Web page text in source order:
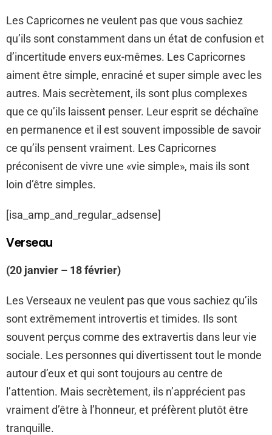
Les Capricornes ne veulent pas que vous sachiez
qu’ils sont constamment dans un état de confusion et
d’incertitude envers eux-mêmes. Les Capricornes
aiment être simple, enraciné et super simple avec les
autres. Mais secrètement, ils sont plus complexes
que ce qu’ils laissent penser. Leur esprit se déchaîne
en permanence et il est souvent impossible de savoir
ce qu’ils pensent vraiment. Les Capricornes
préconisent de vivre une «vie simple», mais ils sont
loin d’être simples.
[isa_amp_and_regular_adsense]
Verseau
(20 janvier – 18 février)
Les Verseaux ne veulent pas que vous sachiez qu’ils
sont extrêmement introvertis et timides. Ils sont
souvent perçus comme des extravertis dans leur vie
sociale. Les personnes qui divertissent tout le monde
autour d’eux et qui sont toujours au centre de
l’attention. Mais secrètement, ils n’apprécient pas
vraiment d’être à l’honneur, et préfèrent plutôt être
tranquille.